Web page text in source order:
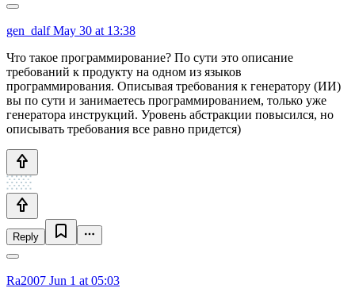
gen_dalfMay 30 at 13:38
Что такое программирование? По сути это описание
требований к продукту на одном из языков
программирования. Описывая требования к генератору (ИИ)
вы по сути и занимаетесь программированием, только уже
генератора инструкций. Уровень абстракции повысился, но
описывать требования все равно придется)
Reply
Ra2007 Jun 1 at 05:03